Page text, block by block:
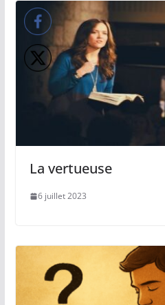
La vertueuse
6 juillet 2023